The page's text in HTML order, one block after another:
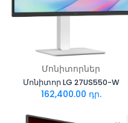
Մոնիտորներ
Մոնիտոր LG 27US550-W
162,400.00 դր.